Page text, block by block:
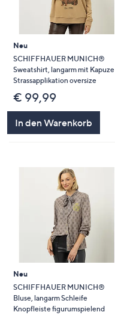
Neu
SCHIFFHAUER MUNICH®
Sweatshirt, langarm mit Kapuze
Strassapplikation oversize
€ 99,99
In den Warenkorb
Neu
SCHIFFHAUER MUNICH®
Bluse, langarm Schleife
Knopfleiste figurumspielend